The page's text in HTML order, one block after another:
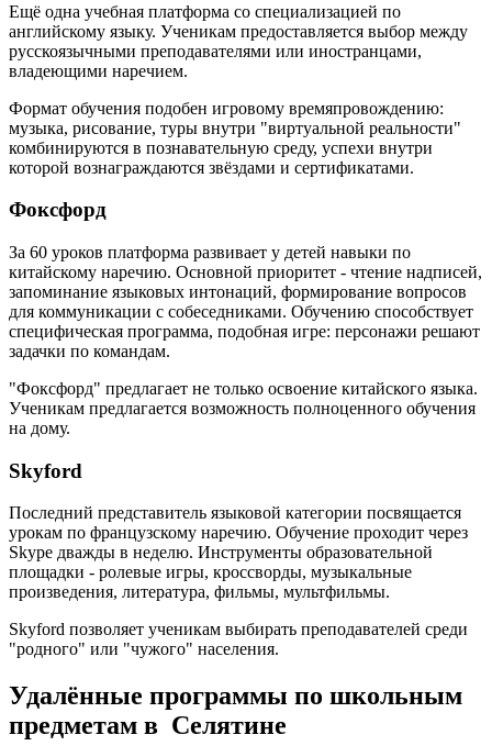
Ещё одна учебная платформа со специализацией по
английскому языку. Ученикам предоставляется выбор между
русскоязычными преподавателями или иностранцами,
владеющими наречием.
Формат обучения подобен игровому времяпровождению:
музыка, рисование, туры внутри "виртуальной реальности"
комбинируются в познавательную среду, успехи внутри
которой вознаграждаются звёздами и сертификатами.
Фоксфорд
За 60 уроков платформа развивает у детей навыки по
китайскому наречию. Основной приоритет - чтение надписей,
запоминание языковых интонаций, формирование вопросов
для коммуникации с собеседниками. Обучению способствует
специфическая программа, подобная игре: персонажи решают
задачки по командам.
"Фоксфорд" предлагает не только освоение китайского языка.
Ученикам предлагается возможность полноценного обучения
на дому.
Skyford
Последний представитель языковой категории посвящается
урокам по французскому наречию. Обучение проходит через
Skype дважды в неделю. Инструменты образовательной
площадки - ролевые игры, кроссворды, музыкальные
произведения, литература, фильмы, мультфильмы.
Skyford позволяет ученикам выбирать преподавателей среди
"родного" или "чужого" населения.
Удалённые программы по школьным
предметам в Селятине